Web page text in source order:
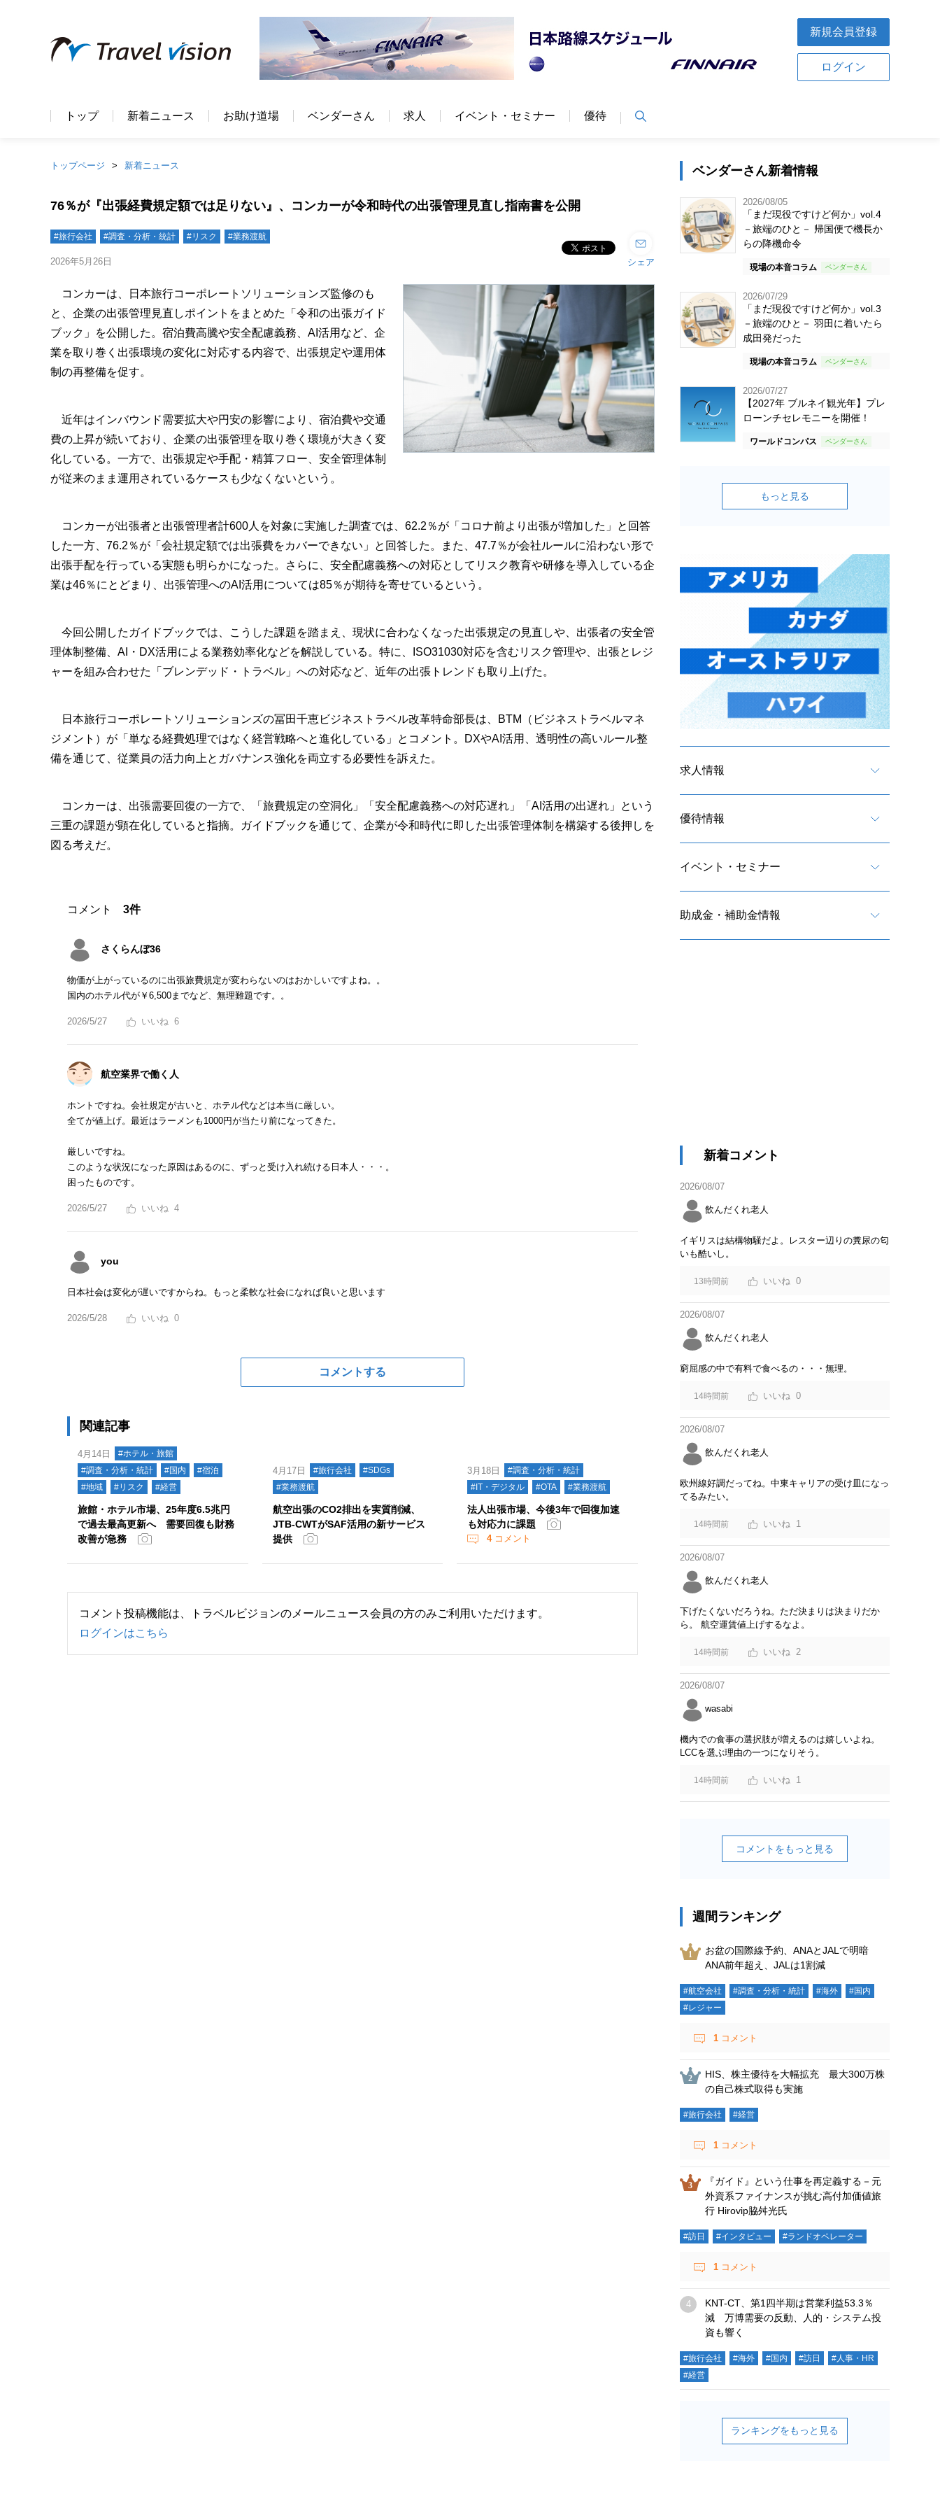
新規会員登録
ログイン
トップ 新着ニュース お助け道場 ベンダーさん 求人 イベント・セミナー 優待
トップページ 新着ニュース
76％が『出張経費規定額では足りない』、コンカーが令和時代の出張管理見直し指南書を公開
#旅行会社 #調査・分析・統計 #リスク #業務渡航
2026年5月26日 シェア
コンカーは、日本旅行コーポレートソリューションズ監修のも
と、企業の出張管理見直しポイントをまとめた「令和の出張ガイド
ブック」を公開した。宿泊費高騰や安全配慮義務、AI活用など、企
業を取り巻く出張環境の変化に対応する内容で、出張規定や運用体
制の再整備を促す。
近年はインバウンド需要拡大や円安の影響により、宿泊費や交通
費の上昇が続いており、企業の出張管理を取り巻く環境が大きく変
化している。一方で、出張規定や手配・精算フロー、安全管理体制
が従来のまま運用されているケースも少なくないという。
コンカーが出張者と出張管理者計600人を対象に実施した調査では、62.2％が「コロナ前より出張が増加した」と回答
した一方、76.2％が「会社規定額では出張費をカバーできない」と回答した。また、47.7％が会社ルールに沿わない形で
出張手配を行っている実態も明らかになった。さらに、安全配慮義務への対応としてリスク教育や研修を導入している企
業は46％にとどまり、出張管理へのAI活用については85％が期待を寄せているという。
今回公開したガイドブックでは、こうした課題を踏まえ、現状に合わなくなった出張規定の見直しや、出張者の安全管
理体制整備、AI・DX活用による業務効率化などを解説している。特に、ISO31030対応を含むリスク管理や、出張とレジ
ャーを組み合わせた「ブレンデッド・トラベル」への対応など、近年の出張トレンドも取り上げた。
日本旅行コーポレートソリューションズの冨田千恵ビジネストラベル改革特命部長は、BTM（ビジネストラベルマネ
ジメント）が「単なる経費処理ではなく経営戦略へと進化している」とコメント。DXやAI活用、透明性の高いルール整
備を通じて、従業員の活力向上とガバナンス強化を両立する必要性を訴えた。
コンカーは、出張需要回復の一方で、「旅費規定の空洞化」「安全配慮義務への対応遅れ」「AI活用の出遅れ」という
三重の課題が顕在化していると指摘。ガイドブックを通じて、企業が令和時代に即した出張管理体制を構築する後押しを
図る考えだ。
コメント 3件
さくらんぼ36
物価が上がっているのに出張旅費規定が変わらないのはおかしいですよね。。
国内のホテル代が￥6,500までなど、無理難題です。。
2026/5/27 6
航空業界で働く人
ホントですね。会社規定が古いと、ホテル代などは本当に厳しい。
全てが値上げ。最近はラーメンも1000円が当たり前になってきた。
厳しいですね。
このような状況になった原因はあるのに、ずっと受け入れ続ける日本人・・・。
困ったものです。
2026/5/27 4
you
日本社会は変化が遅いですからね。もっと柔軟な社会になれば良いと思います
2026/5/28 0
コメントする
関連記事
4月14日
#ホテル・旅館
#調査・分析・統計
#国内
#宿泊
#地域
#リスク #経営
旅館・ホテル市場、25年度6.5兆円
で過去最高更新へ 需要回復も財務
改善が急務
4月17日 #旅行会社
#SDGs
#業務渡航
航空出張のCO2排出を実質削減、
JTB-CWTがSAF活用の新サービス
提供
3月18日
#調査・分析・統計
#IT・デジタル
#OTA #業務渡航
法人出張市場、今後3年で回復加速
も対応力に課題
4コメント
コメント投稿機能は、トラベルビジョンのメールニュース会員の方のみご利用いただけます。
ログインはこちら
ベンダーさん新着情報
2026/08/05
「まだ現役ですけど何か」vol.4
－旅端のひと－ 帰国便で機長か
らの降機命令
現場の本音コラム
2026/07/29
「まだ現役ですけど何か」vol.3
－旅端のひと－ 羽田に着いたら
成田発だった
現場の本音コラム
2026/07/27
【2027年 ブルネイ観光年】プレ
ローンチセレモニーを開催！
ワールドコンパス
もっと見る
求人情報
優待情報
イベント・セミナー
助成金・補助金情報
新着コメント
2026/08/07
飲んだくれ老人
イギリスは結構物騒だよ。レスター辺りの糞尿の匂
いも酷いし。
13時間前 0
2026/08/07
飲んだくれ老人
窮屈感の中で有料で食べるの・・・無理。
14時間前 0
2026/08/07
飲んだくれ老人
欧州線好調だってね。中東キャリアの受け皿になっ
てるみたい。
14時間前 1
2026/08/07
飲んだくれ老人
下げたくないだろうね。ただ決まりは決まりだか
ら。 航空運賃値上げするなよ。
14時間前 2
2026/08/07
wasabi
機内での食事の選択肢が増えるのは嬉しいよね。
LCCを選ぶ理由の一つになりそう。
14時間前 1
コメントをもっと見る
週間ランキング
お盆の国際線予約、ANAとJALで明暗
ANA前年超え、JALは1割減
#航空会社 #調査・分析・統計 #海外
#国内
#レジャー
1 コメント
HIS、株主優待を大幅拡充 最大300万株
の自己株式取得も実施
#旅行会社 #経営
1 コメント
『ガイド』という仕事を再定義する－元
外資系ファイナンスが挑む高付加価値旅
行 Hirovip脇舛光氏
#訪日 #インタビュー #ランドオペレーター
1 コメント
KNT-CT、第1四半期は営業利益53.3％
減 万博需要の反動、人的・システム投
資も響く
#旅行会社 #海外 #国内 #訪日
#人事・HR
#経営